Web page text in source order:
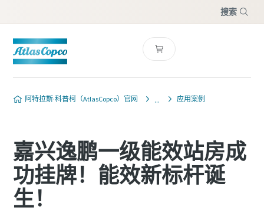
搜索
阿特拉斯·科普柯（AtlasCopco）官网 应用案例
嘉兴逸鹏一级能效站房成
功挂牌！能效新标杆诞
生！